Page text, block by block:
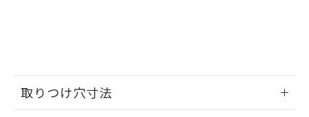
取りつけ穴寸法
用者の範囲」に記載されている法人を
指します。
※本証明書は発行日時点で非含有を証明す
るもので、過去に遡って非含有を証明する
ものではありません。